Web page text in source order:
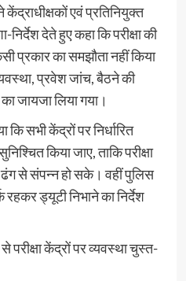
केंद्राधीक्षकों एवं प्रतिनियुक्त
देते हुए कहा कि परीक्षा की
प्रकार का समझौता नहीं किया
प्रवेश जांच, बैठने की
जायजा लिया गया।
कि सभी केंद्रों पर निर्धारित
किया जाए, ताकि परीक्षा
ढंग से संपन्न हो सके। वहीं पुलिस
रहकर ड्यूटी निभाने का निर्देश
केंद्रों पर व्यवस्था चुस्त-